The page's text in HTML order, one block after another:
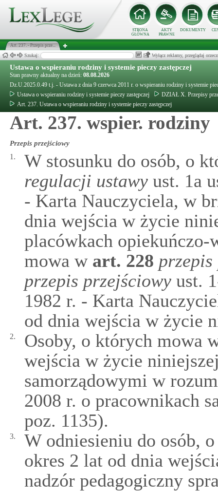
STRONA
GŁÓWNA
AKTY
PRAWNE
DOKUMENTY
Art. 237. - Przepis prze...
Szukaj: Wyłącz reklamy, przeglądaj
Ustawa o wspieraniu rodziny i systemie pieczy zastępczej
Stan prawny aktualny na dzień: 08.08.2026
Dz.U.2025.0.49 t.j. - Ustawa z dnia 9 czerwca 2011 r. o wspieraniu rodziny i systemie
Ustawa o wspieraniu rodziny i systemie pieczy zastępczej
DZIAŁ X. Przepisy
Art. 237. Ustawa o wspieraniu rodziny i systemie pieczy zastępczej
Art. 237. wspier. rodziny
Przepis przejściowy
1.
W stosunku do osób, o
regulacji ustawy ust. 1a
- Karta Nauczyciela, w
dnia wejścia w życie
placówkach
mowa wart. 228
przepis przejściowy ust.
1982 r. - Karta
od dnia wejścia w życie
2.
Osoby, o których mowa
wejścia w życie
samorządowymi w
2008 r. o pracownikach
poz. 1135).
3.
W odniesieniu do osób,
okres 2 lat od dnia
nadzór pedagogiczny